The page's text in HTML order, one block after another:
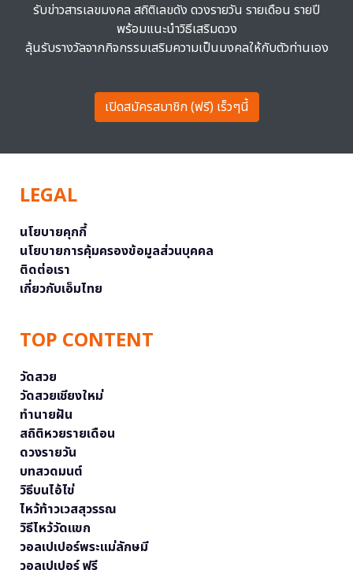
รับข่าวสารเลขมงคล สถิติเลขดัง ดวงรายวัน รายเดือน รายปี
พร้อมแนะนำวิธีเสริมดวง
ลุ้นรับรางวัลจากกิจกรรมเสริมความเป็นมงคลให้กับตัวท่านเอง
เปิดสมัครสมาชิก (ฟรี) เร็วๆนี้
LEGAL
นโยบายคุกกี้
นโยบายการคุ้มครองข้อมูลส่วนบุคคล
ติดต่อเรา
เกี่ยวกับเอ็มไทย
TOP CONTENT
วัดสวย
วัดสวยเชียงใหม่
ทำนายฝัน
สถิติหวยรายเดือน
ดวงรายวัน
บทสวดมนต์
วิธีบนไอ้ไข่
ไหว้ท้าวเวสสุวรรณ
วิธีไหว้วัดแขก
วอลเปเปอร์พระแม่ลักษมี
วอลเปเปอร์ ฟรี